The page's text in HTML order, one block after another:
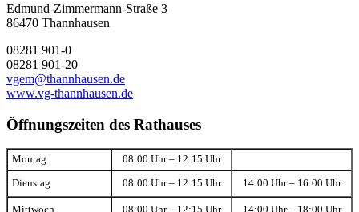
Edmund-Zimmermann-Straße 3
86470 Thannhausen
08281 901-0
08281 901-20
vgem@thannhausen.de
www.vg-thannhausen.de
Öffnungszeiten des Rathauses
Montag 08:00 Uhr – 12:15 Uhr
Dienstag 08:00 Uhr – 12:15 Uhr 14:00 Uhr – 16:00 Uhr